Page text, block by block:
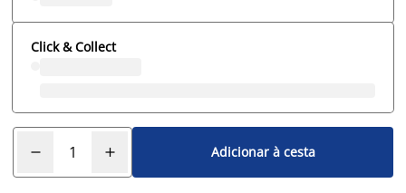
Click & Collect
Adicionar à cesta